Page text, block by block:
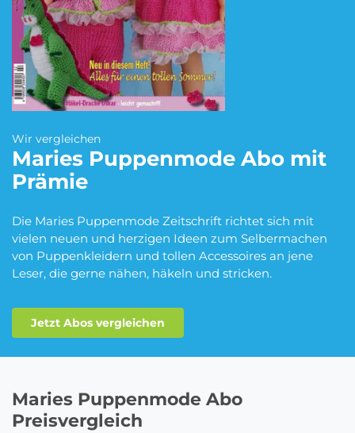
Blumen Abo Dating App Abo
eBook Abo
Fitness Abo
Kino Abo Kochbox Abo
Musik-Streaming Abo
Roller Abo Schmuck Abo
Wir vergleichen
Maries Puppenmode Abo mit
Prämie
Die Maries Puppenmode Zeitschrift richtet sich mit
vielen neuen und herzigen Ideen zum Selbermachen
von Puppenkleidern und tollen Accessoires an jene
Leser, die gerne nähen, häkeln und stricken.
Jetzt Abos vergleichen
Maries Puppenmode Abo
Preisvergleich